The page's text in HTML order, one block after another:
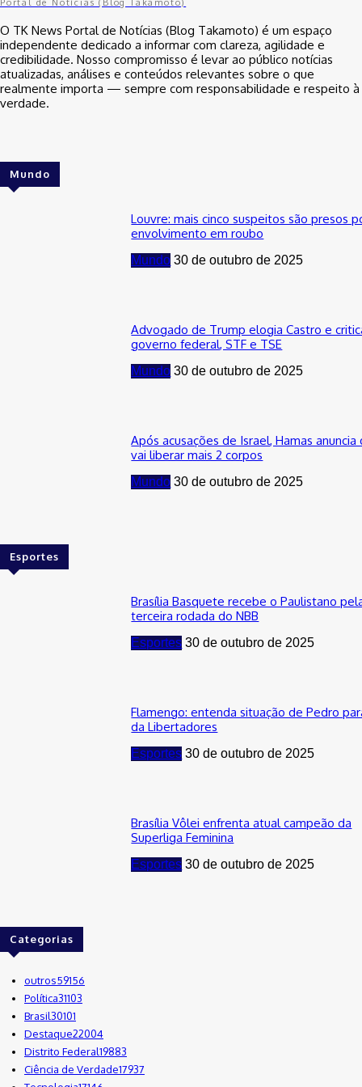
O TK News Portal de Notícias (Blog Takamoto) é um espaço
independente dedicado a informar com clareza, agilidade e
credibilidade. Nosso compromisso é levar ao público notícias
atualizadas, análises e conteúdos relevantes sobre o que
realmente importa — sempre com responsabilidade e respeito à
verdade.
Mundo
Louvre: mais cinco suspeitos são presos
envolvimento em roubo
Mundo 30 de outubro de 2025
Advogado de Trump elogia Castro e
governo federal, STF e TSE
Mundo 30 de outubro de 2025
Após acusações de Israel, Hamas anuncia
vai liberar mais 2 corpos
Mundo 30 de outubro de 2025
Esportes
Brasília Basquete recebe o Paulistano
terceira rodada do NBB
Esportes 30 de outubro de 2025
Flamengo: entenda situação de Pedro
da Libertadores
Esportes 30 de outubro de 2025
Brasília Vôlei enfrenta atual campeão da
Superliga Feminina
Esportes 30 de outubro de 2025
Categorias
outros59156
Política31103
Brasil30101
Destaque22004
Distrito Federal19883
Ciência de Verdade17937